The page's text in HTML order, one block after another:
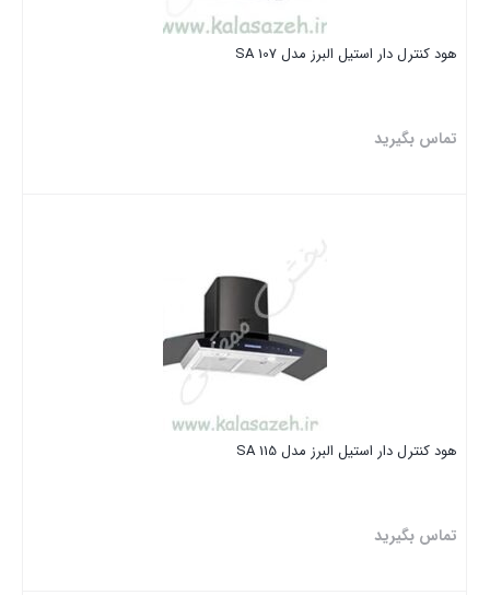
هود کنترل دار استیل البرز مدل SA 107
تماس بگیرید
هود کنترل دار استیل البرز مدل SA 115
تماس بگیرید